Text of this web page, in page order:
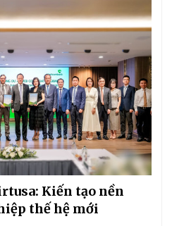
Kiến tạo nền
thế hệ mới